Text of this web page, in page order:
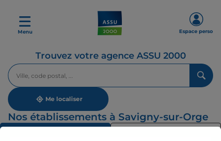
Menu Espace perso
Trouvez votre agence ASSU 2000
Veuillez
renseigner
une
adresse
Me localiser
Nos établissements à Savigny-sur-Orge